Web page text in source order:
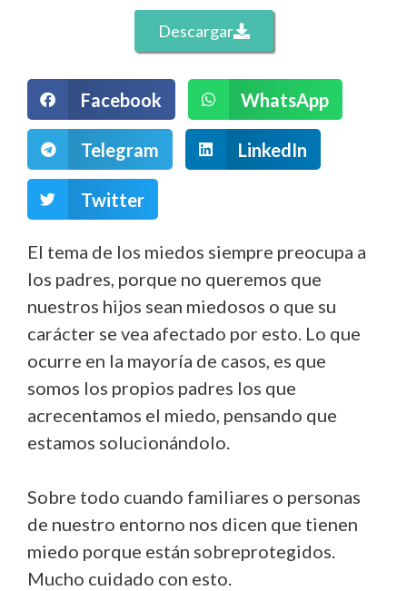
Descargar
Facebook WhatsApp
Telegram LinkedIn
Twitter
El tema de los miedos siempre preocupa a
los padres, porque no queremos que
nuestros hijos sean miedosos o que su
carácter se vea afectado por esto. Lo que
ocurre en la mayoría de casos, es que
somos los propios padres los que
acrecentamos el miedo, pensando que
estamos solucionándolo.
Sobre todo cuando familiares o personas
de nuestro entorno nos dicen que tienen
miedo porque están sobreprotegidos.
Mucho cuidado con esto.